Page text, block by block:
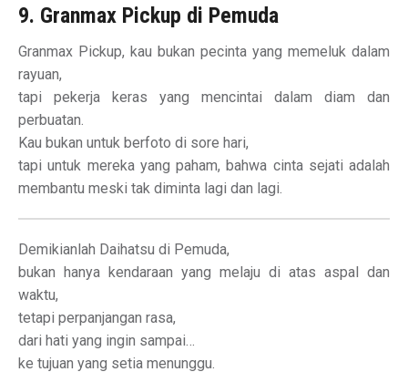
9. Granmax Pickup di Pemuda
Granmax Pickup, kau bukan pecinta yang memeluk dalam
rayuan,
tapi pekerja keras yang mencintai dalam diam dan
perbuatan.
Kau bukan untuk berfoto di sore hari,
tapi untuk mereka yang paham, bahwa cinta sejati adalah
membantu meski tak diminta lagi dan lagi.
Demikianlah Daihatsu di Pemuda,
bukan hanya kendaraan yang melaju di atas aspal dan
waktu,
tetapi perpanjangan rasa,
dari hati yang ingin sampai…
ke tujuan yang setia menunggu.